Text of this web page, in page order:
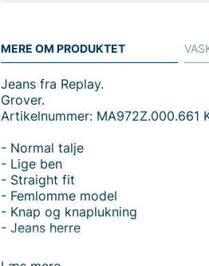
MERE OM PRODUKTET
Jeans fra Replay.
Grover.
Artikelnummer: MA972Z.000.661
- Normal talje
- Lige ben
- Straight fit
- Femlomme model
- Knap og knaplukning
- Jeans herre
Replay Grover Jeans til herrer er